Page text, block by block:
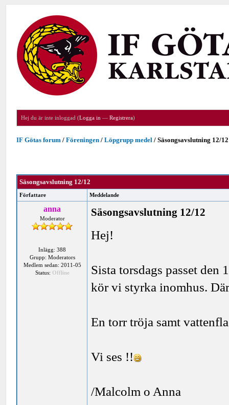
Hej du är inte inloggad (Logga in —Registrera)
IF Götas forum /Föreningen /Löpgrupp medel /Säsongsavslutning 12/12
Säsongsavslutning 12/12
Författare Meddelande
anna
Moderator
Inlägg: 388
Grupp: Moderators
Medlem sedan: 2011-05
Status: Offline
Säsongsavslutning 12/12
Hej!
Sista torsdags passet den
kör vi styrka inomhus.
En torr tröja samt
Vi ses !!
/Malcolm o Anna